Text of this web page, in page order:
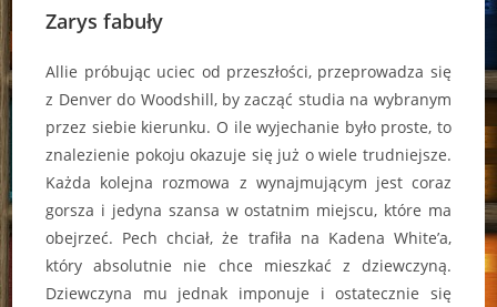
Zarys fabuły
Allie próbując uciec od przeszłości, przeprowadza się
z Denver do Woodshill, by zacząć studia na wybranym
przez siebie kierunku. O ile wyjechanie było proste, to
znalezienie pokoju okazuje się już o wiele trudniejsze.
Każda kolejna rozmowa z wynajmującym jest coraz
gorsza i jedyna szansa w ostatnim miejscu, które ma
obejrzeć. Pech chciał, że trafiła na Kadena White’a,
który absolutnie nie chce mieszkać z dziewczyną.
Dziewczyna mu jednak imponuje i ostatecznie się